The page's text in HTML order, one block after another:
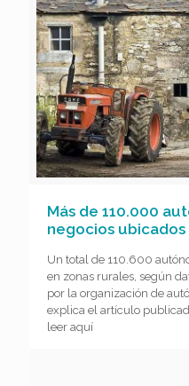
Más de 110.000
negocios
Un total de 110.600
en zonas rurales, según
por la organización de
explica el artículo
leer aquí